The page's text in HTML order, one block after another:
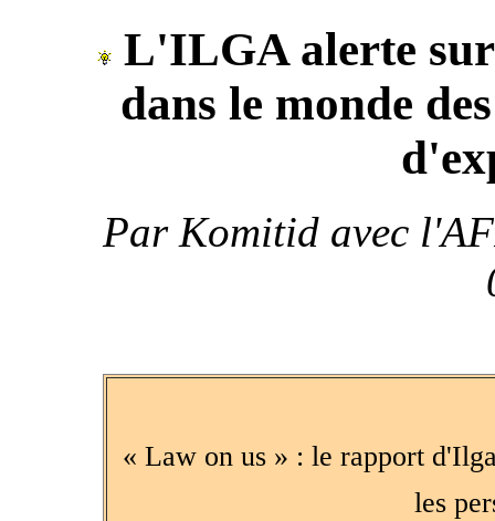
L'ILGA alerte sur
dans le monde
Par Komitid avec
« Law on us » : le rapport
les